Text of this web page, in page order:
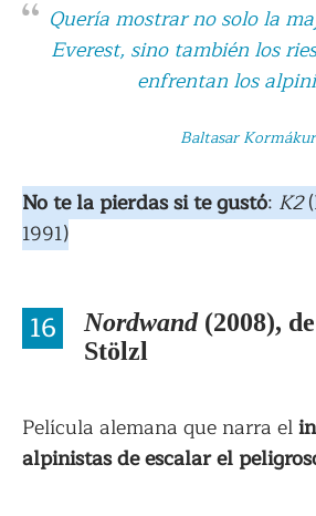
Quería mostrar no solo la
Everest, sino también los
enfrentan los
Baltasar Kormákur
No te la pierdas si te gustó: K2
1991)
16 Nordwand (2008),
Stölzl
Película alemana que narra el
alpinistas de escalar el